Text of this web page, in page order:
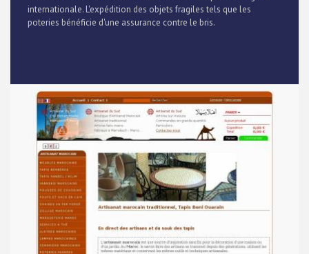
internationale. L'expédition des objets fragiles tels que les
poteries bénéficie d'une assurance contre le bris.